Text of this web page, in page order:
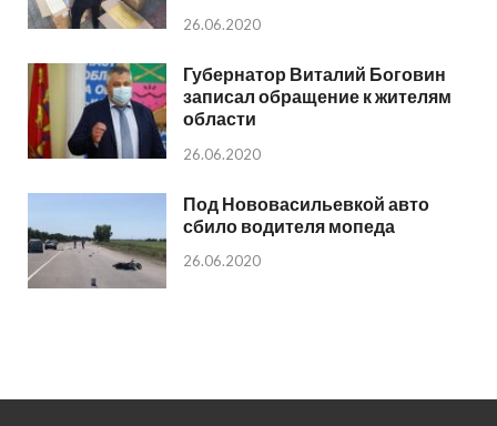
26.06.2020
Губернатор Виталий Боговин
записал обращение к жителям
области
26.06.2020
Под Нововасильевкой авто
сбило водителя мопеда
26.06.2020